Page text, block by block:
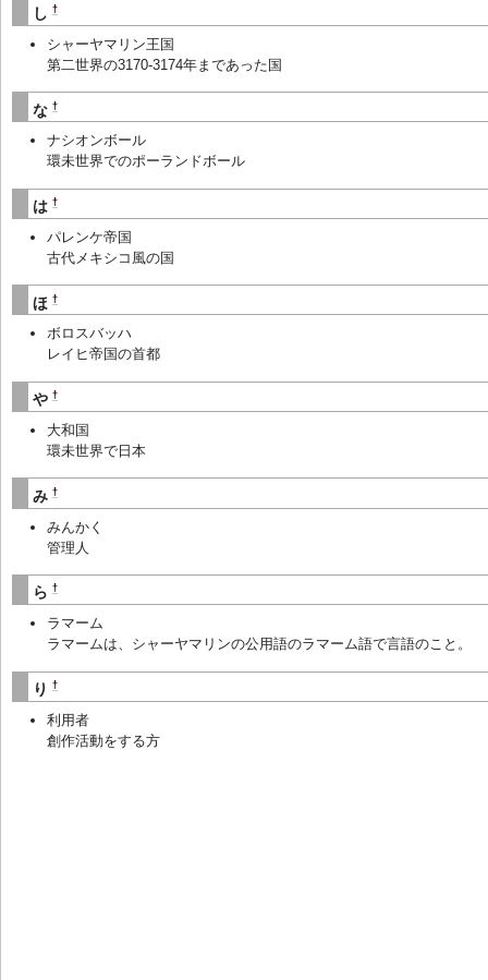
し †
シャーヤマリン王国
第二世界の3170-3174年まであった国
な †
ナシオンボール
環未世界でのポーランドボール
は †
パレンケ帝国
古代メキシコ風の国
ほ †
ボロスバッハ
レイヒ帝国の首都
や †
大和国
環未世界で日本
み †
みんかく
管理人
ら †
ラマーム
ラマームは、シャーヤマリンの公用語のラマーム語で言語のこと。
り †
利用者
創作活動をする方